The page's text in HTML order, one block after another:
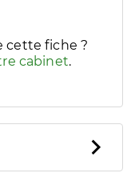
besoins
cette fiche ?
cabinet.